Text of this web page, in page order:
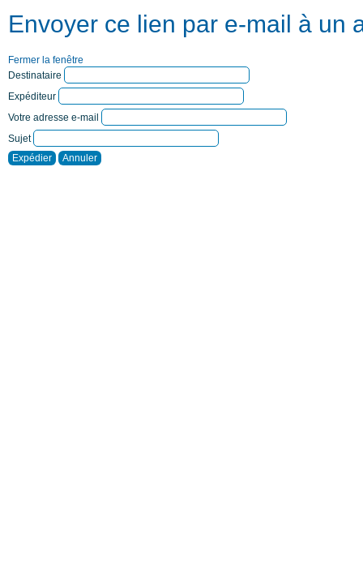
Envoyer ce lien par e-mail à un
Fermer la fenêtre
Destinataire
Expéditeur
Votre adresse e-mail
Sujet
Expédier
Annuler